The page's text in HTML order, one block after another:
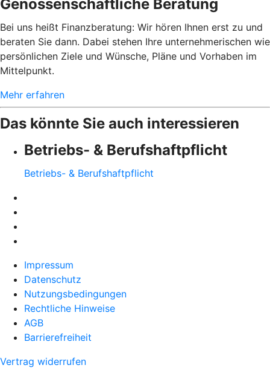
Genossenschaftliche Beratung
Bei uns heißt Finanzberatung: Wir hören Ihnen erst zu und
beraten Sie dann. Dabei stehen Ihre unternehmerischen wie
persönlichen Ziele und Wünsche, Pläne und Vorhaben im
Mittelpunkt.
Mehr erfahren
Das könnte Sie auch interessieren
Betriebs- & Berufshaftpflicht
Betriebs- & Berufshaftpflicht
Impressum
Datenschutz
Nutzungsbedingungen
Rechtliche Hinweise
AGB
Barrierefreiheit
Vertrag widerrufen